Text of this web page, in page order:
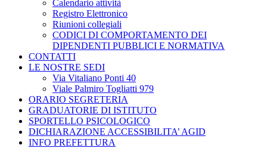
Calendario attività
Registro Elettronico
Riunioni collegiali
CODICI DI COMPORTAMENTO DEI
DIPENDENTI PUBBLICI E NORMATIVA
CONTATTI
LE NOSTRE SEDI
Via Vitaliano Ponti 40
Viale Palmiro Togliatti 979
ORARIO SEGRETERIA
GRADUATORIE DI ISTITUTO
SPORTELLO PSICOLOGICO
DICHIARAZIONE ACCESSIBILITA’ AGID
INFO PREFETTURA